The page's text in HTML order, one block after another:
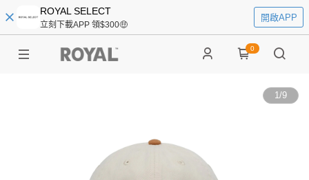
ROYAL SELECT
立刻下載APP 領$300🤑
開啟APP
0
1/9